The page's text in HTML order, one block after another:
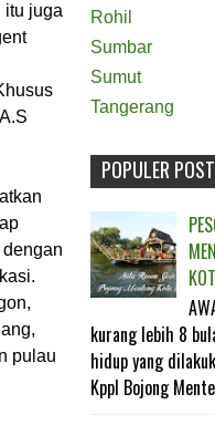
itu juga
pulau
Rohil
Sumbar
Sumut
Tangerang
FOLLOW ON
LIKE ON
SUBSCRIBE ON
FOLLOW ON
POPULER POST
kurang lebih 8
hidup yang
Kppl Bojong